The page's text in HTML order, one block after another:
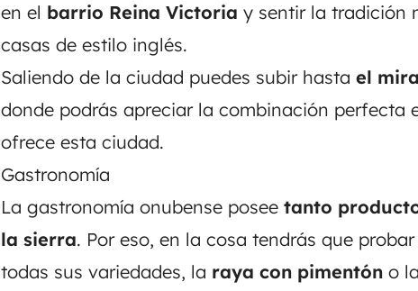
en el barrio Reina Victoria y sentir la tradición
casas de estilo inglés.
Saliendo de la ciudad puedes subir hasta el
donde podrás apreciar la combinación perfecta
ofrece esta ciudad.
Gastronomía
La gastronomía onubense posee tanto
la sierra. Por eso, en la cosa tendrás que
todas sus variedades, la raya con pimentón o la